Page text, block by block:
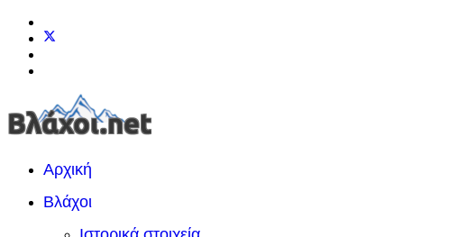
Αρχική
Βλάχοι